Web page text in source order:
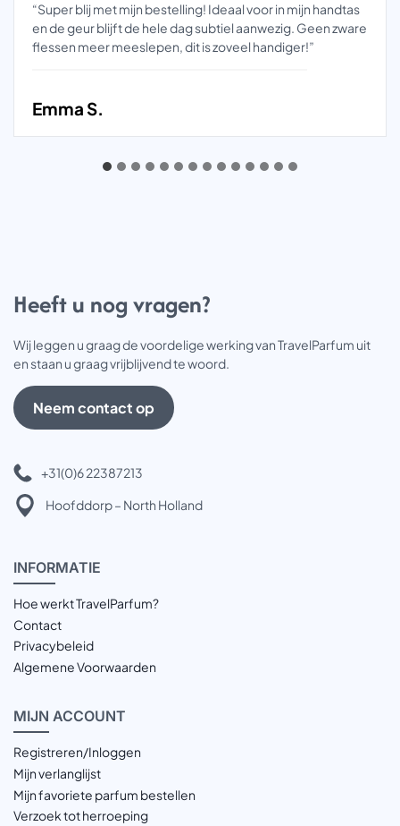
“Super blij met mijn bestelling! Ideaal voor in mijn handtas
en de geur blijft de hele dag subtiel aanwezig. Geen zware
flessen meer meeslepen, dit is zoveel handiger!”
Emma S.
Heeft u nog vragen?
Wij leggen u graag de voordelige werking van TravelParfum uit
en staan u graag vrijblijvend te woord.
Neem contact op
+31(0)6 22387213
Hoofddorp – North Holland
INFORMATIE
Hoe werkt TravelParfum?
Contact
Privacybeleid
Algemene Voorwaarden
MIJN ACCOUNT
Registreren/Inloggen
Mijn verlanglijst
Mijn favoriete parfum bestellen
Verzoek tot herroeping